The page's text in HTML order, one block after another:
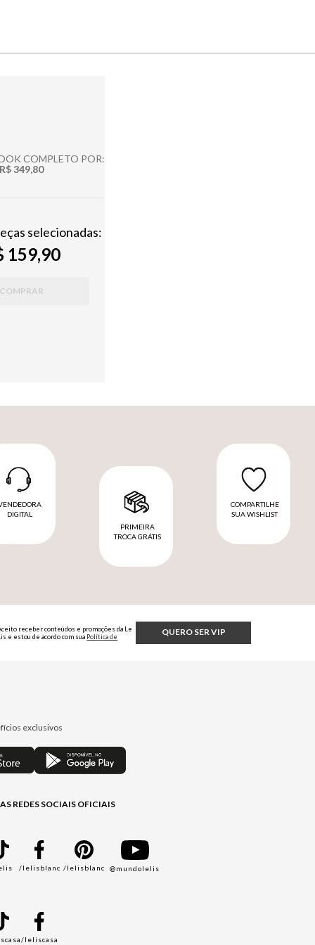
COMPLETO POR:
R$ 349,80
selecionadas:
159,90
COMPRAR
DIGITAL
PRIMEIRA
TROCA GRÁTIS
COMPARTILHE
SUA WISHLIST
QUERO SER VIP
receber conteúdos e promoções da Le
e estou de acordo com sua Política de
exclusivos
REDES SOCIAIS OFICIAIS
/lelisblanc /lelisblanc @mundolelis
/leliscasa